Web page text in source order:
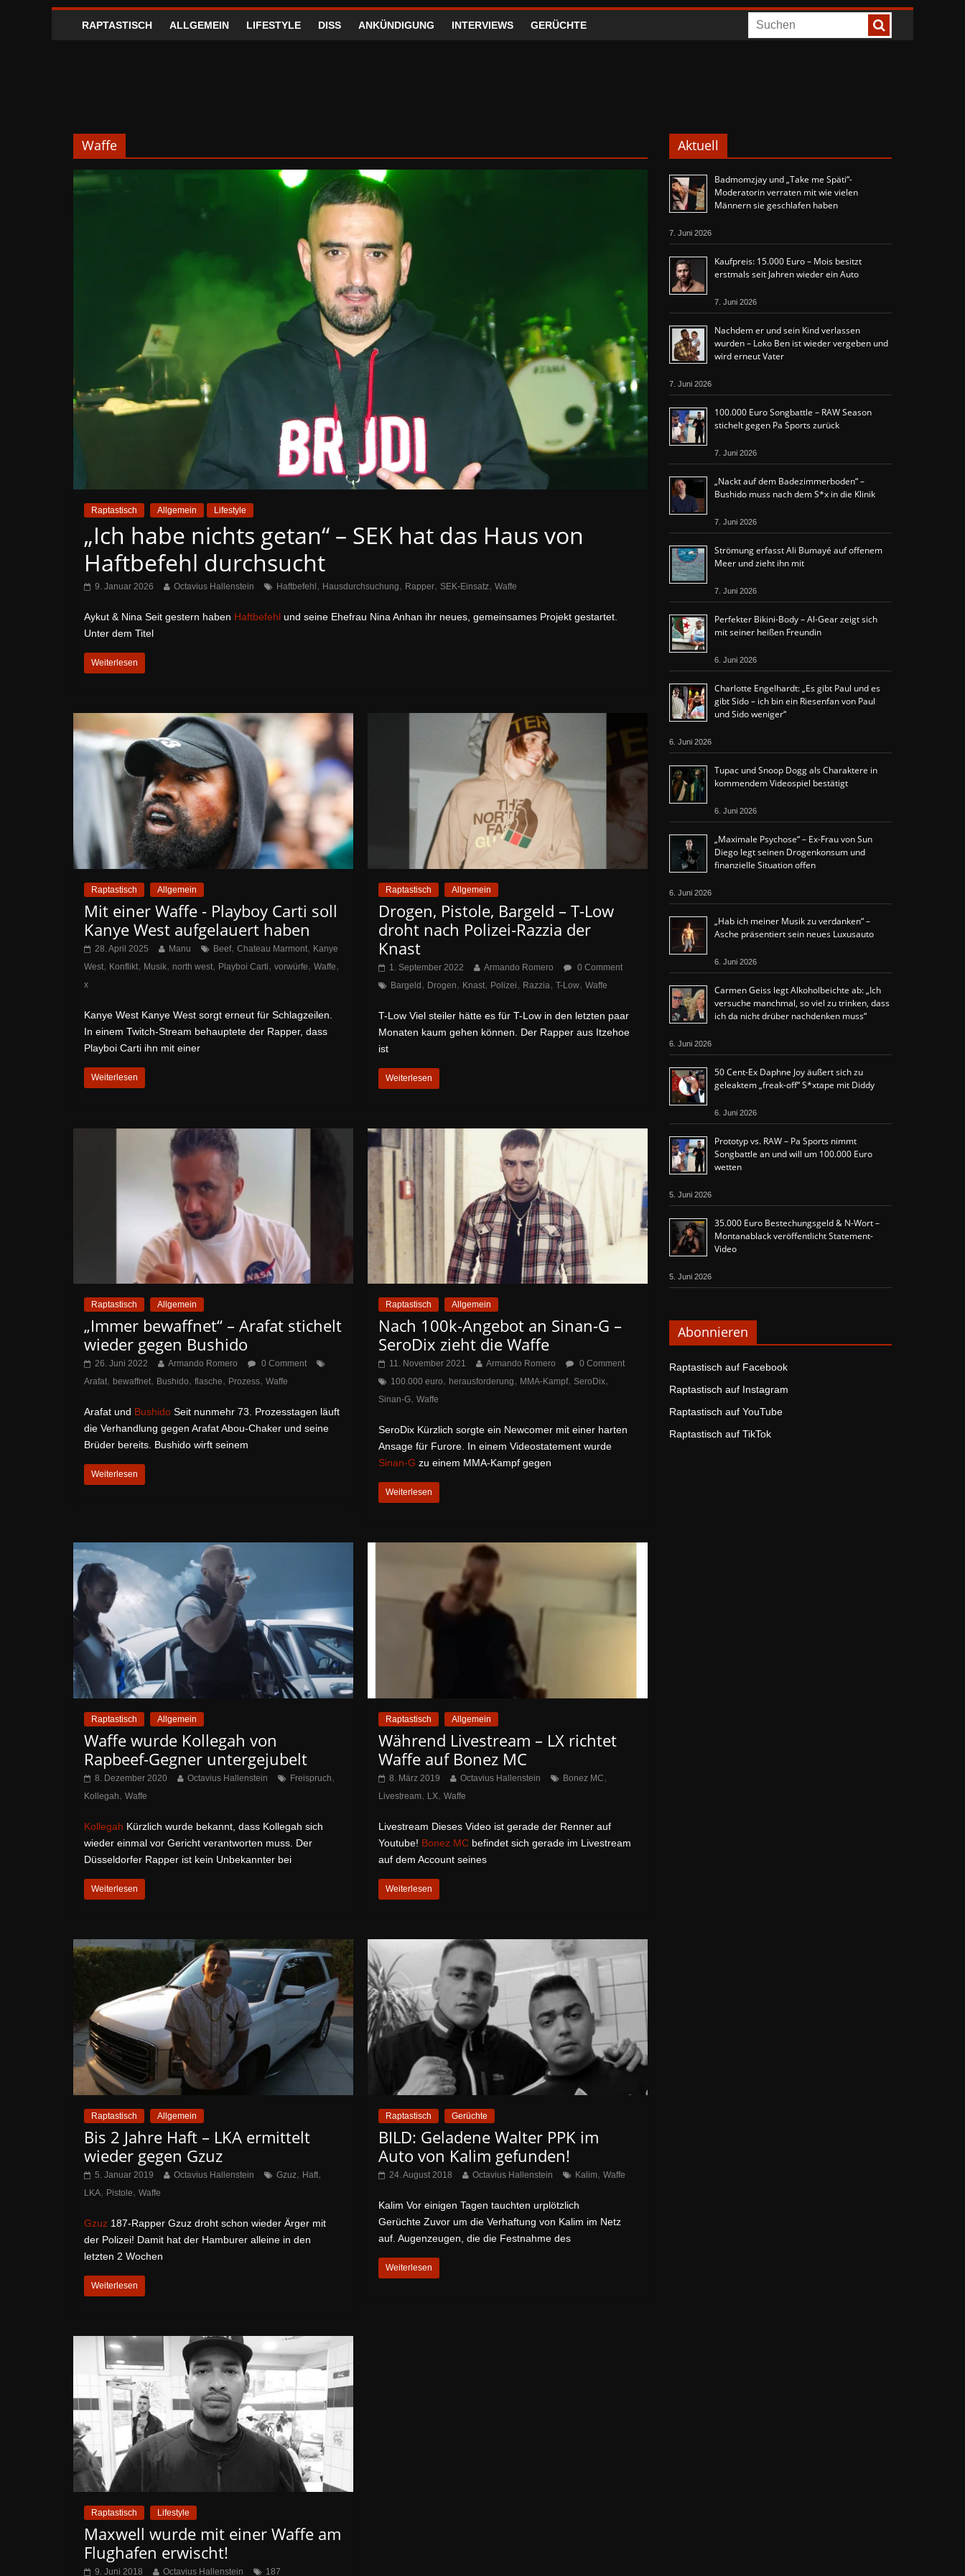
RAPTASTISCH ALLGEMEIN LIFESTYLE DISS ANKÜNDIGUNG INTERVIEWS GERÜCHTE
Waffe
Raptastisch Allgemein Lifestyle
„Ich habe nichts getan“ – SEK hat das Haus von
Haftbefehl durchsucht
9. Januar 2026 Octavius Hallenstein Haftbefehl , Hausdurchsuchung, Rapper, SEK-Einsatz, Waffe
Aykut & Nina Seit gestern haben Haftbefehl und seine Ehefrau Nina Anhan ihr neues, gemeinsames Projekt gestartet.
Unter dem Titel
Weiterlesen
Raptastisch Allgemein
Mit einer Waffe - Playboy Carti soll
Kanye West aufgelauert haben
28. April 2025 Manu Beef, Chateau Marmont, Kanye
West, Konflikt, Musik, north west, Playboi Carti, vorwürfe, Waffe,
x
Kanye West Kanye West sorgt erneut für Schlagzeilen.
In einem Twitch-Stream behauptete der Rapper, dass
Playboi Carti ihn mit einer
Weiterlesen
Raptastisch Allgemein
Drogen, Pistole, Bargeld – T-Low
droht nach Polizei-Razzia der
Knast
1. September 2022 Armando Romero
0 Comment
Bargeld, Drogen, Knast, Polizei, Razzia,T-Low,Waffe
T-Low Viel steiler hätte es für T-Low in den letzten paar
Monaten kaum gehen können. Der Rapper aus Itzehoe
ist
Weiterlesen
Raptastisch Allgemein
„Immer bewaffnet“ – Arafat stichelt
wieder gegen Bushido
26. Juni 2022 Armando Romero
0 Comment
Arafat, bewaffnet, Bushido, flasche, Prozess, Waffe
Arafat und Bushido Seit nunmehr 73. Prozesstagen läuft
die Verhandlung gegen Arafat Abou-Chaker und seine
Brüder bereits. Bushido wirft seinem
Weiterlesen
Raptastisch Allgemein
Nach 100k-Angebot an Sinan-G –
SeroDix zieht die Waffe
11. November 2021 Armando Romero
0 Comment
100.000 euro, herausforderung, MMA-Kampf, SeroDix,
Sinan-G,Waffe
SeroDix Kürzlich sorgte ein Newcomer mit einer harten
Ansage für Furore. In einem Videostatement wurde
Sinan-G zu einem MMA-Kampf gegen
Weiterlesen
Raptastisch Allgemein
Waffe wurde Kollegah von
Rapbeef-Gegner untergejubelt
8. Dezember 2020 Octavius Hallenstein Freispruch,
Kollegah, Waffe
Kollegah Kürzlich wurde bekannt, dass Kollegah sich
wieder einmal vor Gericht verantworten muss. Der
Düsseldorfer Rapper ist kein Unbekannter bei
Weiterlesen
Raptastisch Allgemein
Während Livestream – LX richtet
Waffe auf Bonez MC
8. März 2019 Octavius Hallenstein Bonez MC,
Livestream, LX,Waffe
Livestream Dieses Video ist gerade der Renner auf
Youtube! Bonez MC befindet sich gerade im Livestream
auf dem Account seines
Weiterlesen
Raptastisch Allgemein
Bis 2 Jahre Haft – LKA ermittelt
wieder gegen Gzuz
5. Januar 2019 Octavius Hallenstein Gzuz, Haft,
LKA, Pistole, Waffe
Gzuz 187-Rapper Gzuz droht schon wieder Ärger mit
der Polizei! Damit hat der Hamburer alleine in den
letzten 2 Wochen
Weiterlesen
Raptastisch Gerüchte
BILD: Geladene Walter PPK im
Auto von Kalim gefunden!
24. August 2018 Octavius Hallenstein Kalim,Waffe
Kalim Vor einigen Tagen tauchten urplötzlich
Gerüchte Zuvor um die Verhaftung von Kalim im Netz
auf. Augenzeugen, die die Festnahme des
Weiterlesen
Raptastisch Lifestyle
Maxwell wurde mit einer Waffe am
Flughafen erwischt!
9. Juni 2018 Octavius Hallenstein 187
Aktuell
Badmomzjay und „Take me Späti“-
Moderatorin verraten mit wie vielen
Männern sie geschlafen haben
7. Juni 2026
Kaufpreis: 15.000 Euro – Mois besitzt
erstmals seit Jahren wieder ein Auto
7. Juni 2026
Nachdem er und sein Kind verlassen
wurden – Loko Ben ist wieder vergeben und
wird erneut Vater
7. Juni 2026
100.000 Euro Songbattle – RAW Season
stichelt gegen Pa Sports zurück
7. Juni 2026
„Nackt auf dem Badezimmerboden“ –
Bushido muss nach dem S*x in die Klinik
7. Juni 2026
Strömung erfasst Ali Bumayé auf offenem
Meer und zieht ihn mit
7. Juni 2026
Perfekter Bikini-Body – Al-Gear zeigt sich
mit seiner heißen Freundin
6. Juni 2026
Charlotte Engelhardt: „Es gibt Paul und es
gibt Sido – ich bin ein Riesenfan von Paul
und Sido weniger“
6. Juni 2026
Tupac und Snoop Dogg als Charaktere in
kommendem Videospiel bestätigt
6. Juni 2026
„Maximale Psychose“ – Ex-Frau von Sun
Diego legt seinen Drogenkonsum und
finanzielle Situation offen
6. Juni 2026
„Hab ich meiner Musik zu verdanken“ –
Asche präsentiert sein neues Luxusauto
6. Juni 2026
Carmen Geiss legt Alkoholbeichte ab: „Ich
versuche manchmal, so viel zu trinken, dass
ich da nicht drüber nachdenken muss“
6. Juni 2026
50 Cent-Ex Daphne Joy äußert sich zu
geleaktem „freak-off“ S*xtape mit Diddy
6. Juni 2026
Prototyp vs. RAW – Pa Sports nimmt
Songbattle an und will um 100.000 Euro
wetten
5. Juni 2026
35.000 Euro Bestechungsgeld & N-Wort –
Montanablack veröffentlicht Statement-
Video
5. Juni 2026
Abonnieren
Raptastisch auf Facebook
Raptastisch auf Instagram
Raptastisch auf YouTube
Raptastisch auf TikTok